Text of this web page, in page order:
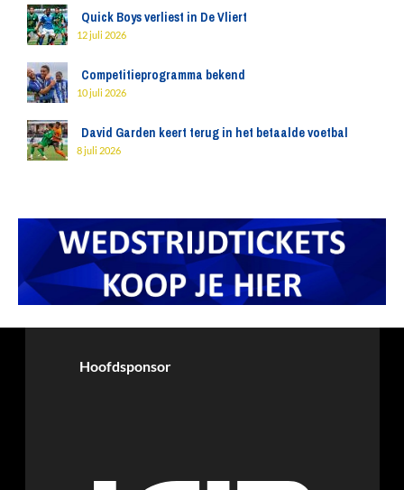
Quick Boys verliest in De Vliert
12 juli 2026
Competitieprogramma bekend
10 juli 2026
David Garden keert terug in het betaalde voetbal
8 juli 2026
Hoofdsponsor